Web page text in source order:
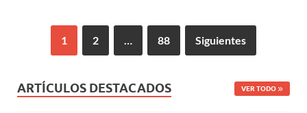
1 2 88 Siguientes
ARTÍCULOS DESTACADOS VER TODO